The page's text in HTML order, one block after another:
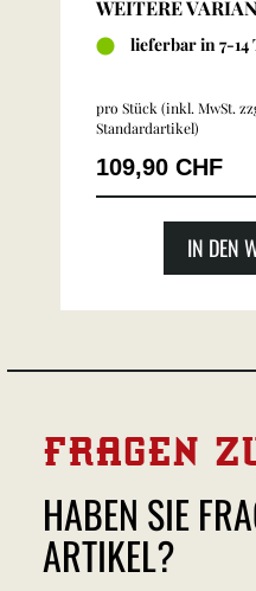
WEITERE
lieferbar in 7-14
pro Stück (inkl. MwSt.
Standardartikel)
109,90 CHF
IN DEN
FRAGEN
HABEN SIE
ARTIKEL?